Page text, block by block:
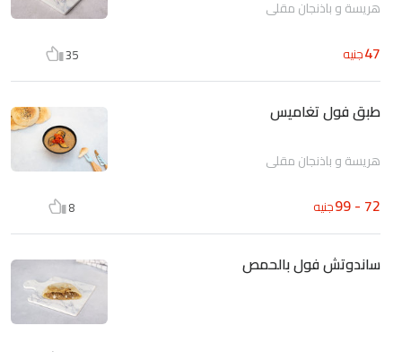
هريسة و باذنجان مقلى
47جنيه 35
طبق فول تغاميس
هريسة و باذنجان مقلى
72 - 99 جنيه 8
ساندوتش فول بالحمص